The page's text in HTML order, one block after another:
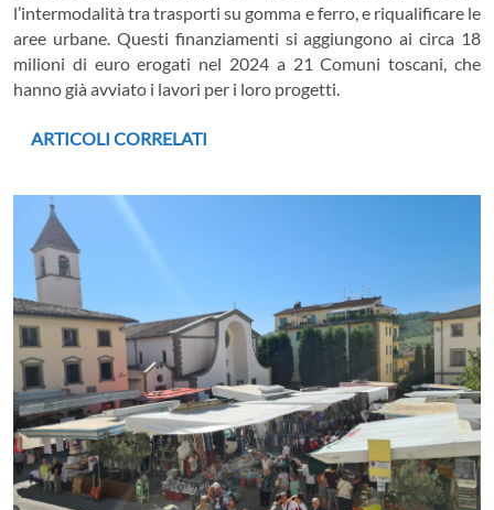
l’intermodalità tra trasporti su gomma e ferro, e riqualificare le
aree urbane. Questi finanziamenti si aggiungono ai circa 18
milioni di euro erogati nel 2024 a 21 Comuni toscani, che
hanno già avviato i lavori per i loro progetti.
ARTICOLI CORRELATI